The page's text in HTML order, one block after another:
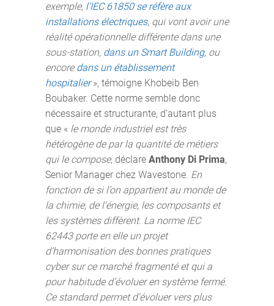
exemple, l’IEC 61850 se réfère aux
installations électriques, qui vont avoir une
réalité opérationnelle différente dans une
sous-station, dans un Smart Building, ou
encore dans un établissement
hospitalier», témoigne Khobeib Ben
Boubaker. Cette norme semble donc
nécessaire et structurante, d’autant plus
que « le monde industriel est très
hétérogène de par la quantité de métiers
qui le compose, déclare Anthony Di Prima,
Senior Manager chez Wavestone. En
fonction de si l’on appartient au monde de
la chimie, de l'énergie, les composants et
les systèmes diffèrent. La norme IEC
62443 porte en elle un projet
d’harmonisation des bonnes pratiques
cyber sur ce marché fragmenté et qui a
pour habitude d’évoluer en système fermé.
Ce standard permet d'évoluer vers plus